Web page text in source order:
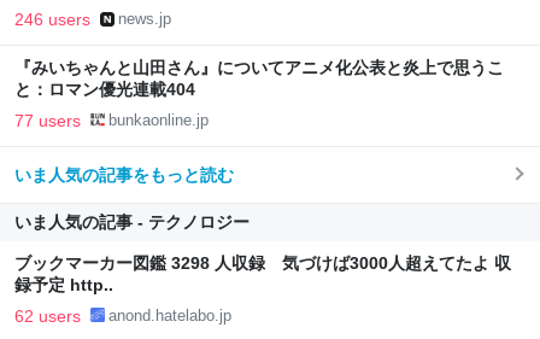
246 users news.jp
『みいちゃんと山田さん』についてアニメ化公表と炎上で思うこ
と：ロマン優光連載404
77 users bunkaonline.jp
いま人気の記事をもっと読む
いま人気の記事 - テクノロジー
ブックマーカー図鑑 3298 人収録 気づけば3000人超えてたよ 収
録予定 http..
62 users anond.hatelabo.jp